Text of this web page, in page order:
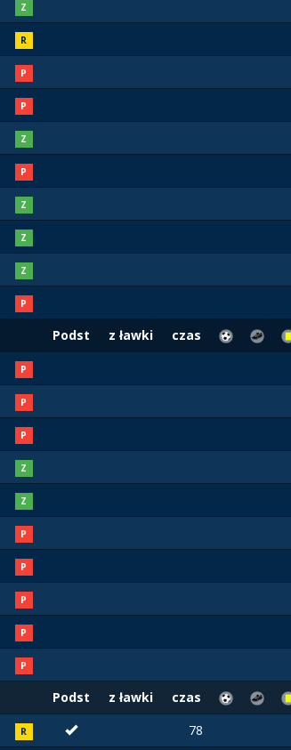
Z
R
P
P
Z
P
Z
Z
Z
P
Podst z ławki
czas
P
P
P
Z
Z
P
P
P
P
P
Podst z ławki
czas
R
78